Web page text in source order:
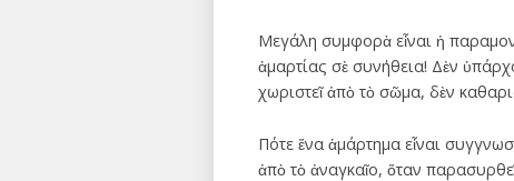
Μεγάλη συμφορὰ εἶναι ἡ
ἁμαρτίας σὲ συνήθεια! Δὲν
χωριστεῖ ἀπὸ τὸ σῶμα, δὲν
Πότε ἕνα ἁμάρτημα εἶναι
ἀπὸ τὸ ἀναγκαῖο, ὅταν